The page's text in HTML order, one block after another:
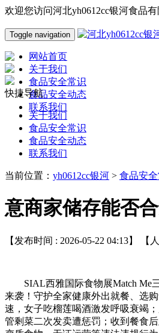
欢迎您访问河北yh0612cc银河食品
Toggle navigation
网站首页
关于我们
食品安全常识
食品安全动态
联系我们
快捷导航
关于我们
食品安全常识
食品安全动态
联系我们
当前位置： yh0612cc银河 > 食品安
意商家储存能否
【发布时间 : 2026-05-22 04:13】 【
SIAL西雅国际食物展Match Me
来袭！守护全家健康外出就餐、选
速，女子吃榴莲喝酒激发呼吸衰竭
管剩菜二次发卖遭惩罚；收到餐食